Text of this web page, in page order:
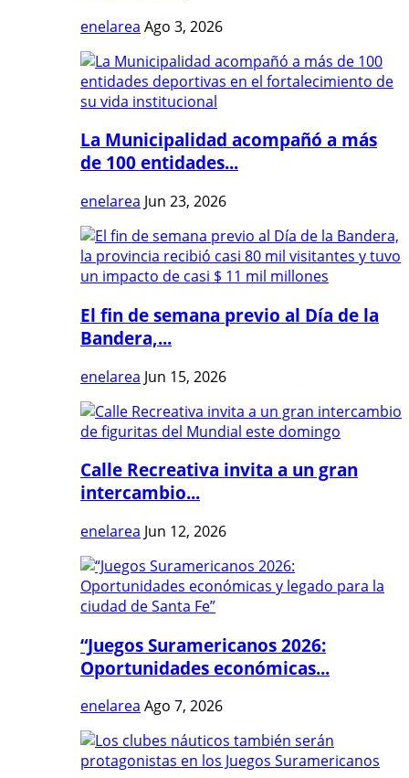
enelarea Ago 3, 2026
La Municipalidad acompañó a más
de 100 entidades...
enelarea Jun 23, 2026
El fin de semana previo al Día de la
Bandera,...
enelarea Jun 15, 2026
Calle Recreativa invita a un gran
intercambio...
enelarea Jun 12, 2026
“Juegos Suramericanos 2026:
Oportunidades económicas...
enelarea Ago 7, 2026